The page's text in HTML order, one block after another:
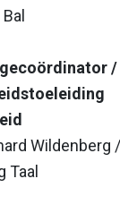
/
Wildenberg /
Taal